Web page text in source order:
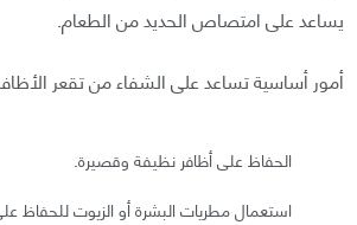
يساعد على امتصاص الحديد من الطعام.
أمور أساسية تساعد على الشفاء من تقعر
الحفاظ على أظافر نظيفة وقصيرة.
استعمال مطريات البشرة أو الزيوت للحفاظ